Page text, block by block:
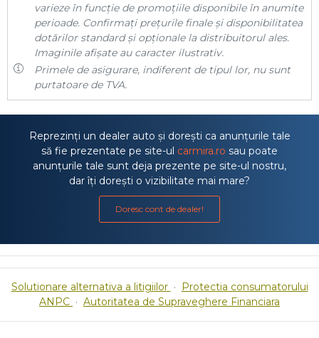
varieze în funcție de promoțiile disponibile în anumite
perioade. Confirmați prețurile finale și disponibilitatea
dotărilor standard și opționale la distribuitorul ales.
Imaginile afișate au caracter ilustrativ.
Primele de asigurare, indiferent de tipul lor, nu sunt
purtatoare de TVA.
Reprezinți un dealer auto și dorești ca anunțurile tale
să fie prezentate pe site-ul carmira.ro sau poate
anunțurile tale sunt deja prezente pe site-ul nostru,
dar îți dorești o vizibilitate mai mare?
Doresc cont de dealer!
Solutionare alternativa a litigiilor · Protectia consumatorului
ANPC · Autoritatea de Supraveghere Financiara